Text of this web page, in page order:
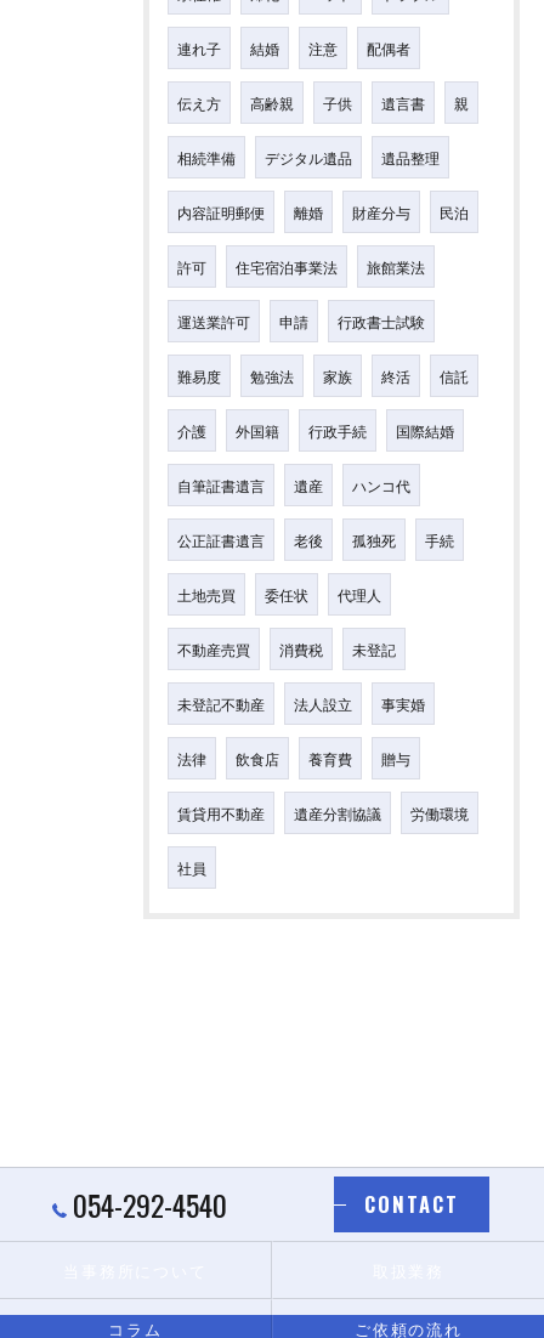
連れ子 結婚 注意 配偶者
伝え方 高齢親 子供 遺言書 親
相続準備 デジタル遺品 遺品整理
内容証明郵便 離婚 財産分与 民泊
許可 住宅宿泊事業法 旅館業法
運送業許可 申請 行政書士試験
難易度 勉強法 家族 終活 信託
介護 外国籍 行政手続 国際結婚
自筆証書遺言 遺産 ハンコ代
公正証書遺言 老後 孤独死 手続
土地売買 委任状 代理人
不動産売買 消費税 未登記
未登記不動産 法人設立 事実婚
法律 飲食店 養育費 贈与
賃貸用不動産 遺産分割協議 労働環境
社員
054-292-4540 CONTACT
コラム ご依頼の流れ